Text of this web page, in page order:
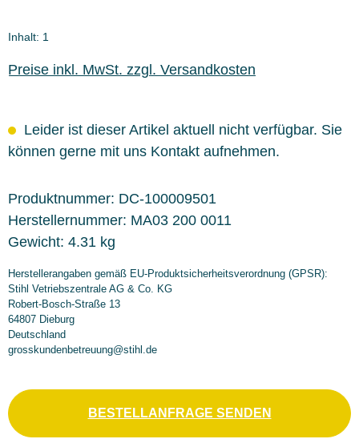
Inhalt: 1
Preise inkl. MwSt. zzgl. Versandkosten
Leider ist dieser Artikel aktuell nicht verfügbar. Sie
können gerne mit uns Kontakt aufnehmen.
Produktnummer: DC-100009501
Herstellernummer: MA03 200 0011
Gewicht: 4.31 kg
Herstellerangaben gemäß EU-Produktsicherheitsverordnung (GPSR):
Stihl Vetriebszentrale AG & Co. KG
Robert-Bosch-Straße 13
64807 Dieburg
Deutschland
grosskundenbetreuung@stihl.de
BESTELLANFRAGE SENDEN